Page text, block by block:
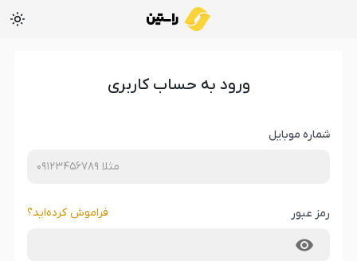
ورود به حساب کاربری
شماره موبایل
رمز عبور فراموش کرده‌‌اید؟